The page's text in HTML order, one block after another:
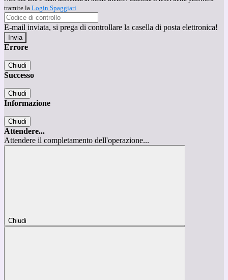
tramite la Login Spaggiari
E-mail inviata, si prega di controllare la casella di posta elettronica!
Errore
Chiudi
Successo
Chiudi
Informazione
Chiudi
Attendere...
Attendere il completamento dell'operazione...
Chiudi